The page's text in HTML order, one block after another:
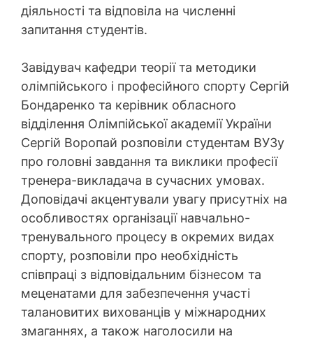
діяльності та відповіла на численні
запитання студентів.
Завідувач кафедри теорії та методики
олімпійського і професійного спорту Сергій
Бондаренко та керівник обласного
відділення Олімпійської академії України
Сергій Воропай розповіли студентам ВУЗу
про головні завдання та виклики професії
тренера-викладача в сучасних умовах.
Доповідачі акцентували увагу присутніх на
особливостях організації навчально-
тренувального процесу в окремих видах
спорту, розповіли про необхідність
співпраці з відповідальним бізнесом та
меценатами для забезпечення участі
талановитих вихованців у міжнародних
змаганнях, а також наголосили на